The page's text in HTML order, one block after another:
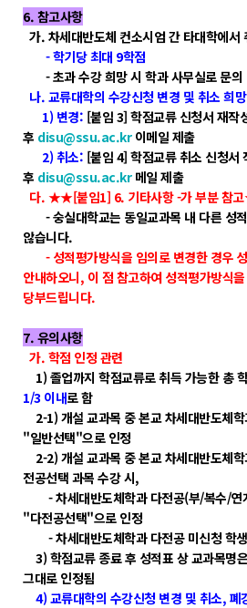
6. 참고사항
가. 차세대반도체 컨소시엄 간 타대학에서
- 학기당 최대 9학점
- 초과 수강 희망 시 학과 사무실로 문의
나. 교류대학의 수강신청 변경 및 취소 희
1) 변경: [붙임 3] 학점교류 신청서 재작
후 disu@ssu.ac.kr이메일 제출
2) 취소: [붙임 4] 학점교류 취소 신청서
후 disu@ssu.ac.kr 메일 제출
다. ★★[붙임1] 6. 기타사항 -가 부분 참
- 숭실대학교는 동일교과목 내 다른 성
않습니다.
- 성적평가방식을 임의로 변경한 경우
안내하오니, 이 점 참고하여 성적평가방식
당부드립니다.
7. 유의사항
가. 학점 인정 관련
1) 졸업까지 학점교류로 취득 가능한 총
1/3 이내로 함
2-1) 개설 교과목 중 본교 차세대반도체
"일반선택"으로 인정
2-2) 개설 교과목 중 본교 차세대반도체
전공선택 과목 수강 시,
- 차세대반도체학과 다전공(부/복수/연
"다전공선택"으로 인정
- 차세대반도체학과 다전공 미신청 학
3) 학점교류 종료 후 성적표 상 교과목명
그대로 인정됨
4) 교류대학의 수강신청 변경 및 취소, 폐